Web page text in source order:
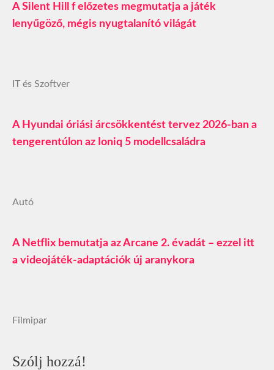
A Silent Hill f előzetes megmutatja a játék
lenyűgöző, mégis nyugtalanító világát
IT és Szoftver
A Hyundai óriási árcsökkentést tervez 2026-ban a
tengerentúlon az Ioniq 5 modellcsaládra
Autó
A Netflix bemutatja az Arcane 2. évadát – ezzel itt
a videojáték-adaptációk új aranykora
Filmipar
Szólj hozzá!